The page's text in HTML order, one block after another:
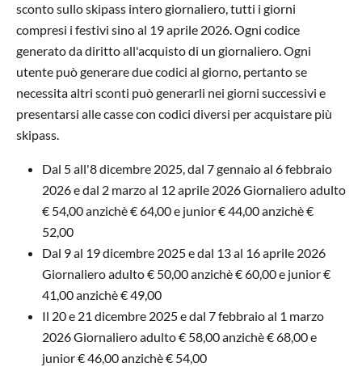
sconto sullo skipass intero giornaliero, tutti i giorni
compresi i festivi sino al 19 aprile 2026. Ogni codice
generato da diritto all'acquisto di un giornaliero. Ogni
utente può generare due codici al giorno, pertanto se
necessita altri sconti può generarli nei giorni successivi e
presentarsi alle casse con codici diversi per acquistare più
skipass.
Dal 5 all'8 dicembre 2025, dal 7 gennaio al 6 febbraio
2026 e dal 2 marzo al 12 aprile 2026 Giornaliero adulto
€ 54,00 anzichè € 64,00 e junior € 44,00 anzichè €
52,00
Dal 9 al 19 dicembre 2025 e dal 13 al 16 aprile 2026
Giornaliero adulto € 50,00 anzichè € 60,00 e junior €
41,00 anzichè € 49,00
Il 20 e 21 dicembre 2025 e dal 7 febbraio al 1 marzo
2026 Giornaliero adulto € 58,00 anzichè € 68,00 e
junior € 46,00 anzichè € 54,00